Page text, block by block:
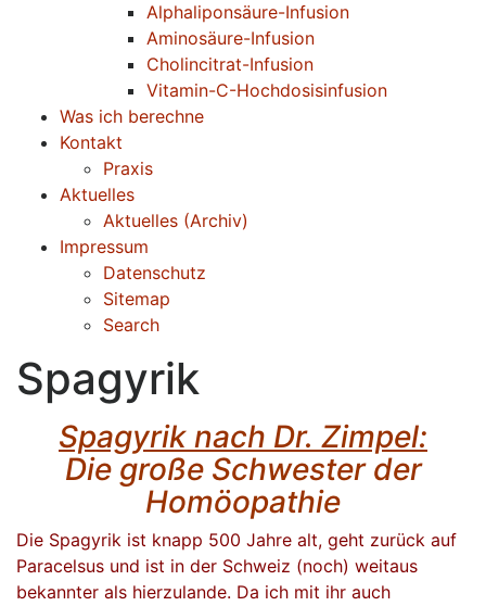
Alphaliponsäure-Infusion
Aminosäure-Infusion
Cholincitrat-Infusion
Vitamin-C-Hochdosisinfusion
Was ich berechne
Kontakt
Praxis
Aktuelles
Aktuelles (Archiv)
Impressum
Datenschutz
Sitemap
Search
Spagyrik
Spagyrik nach Dr. Zimpel:
Die große Schwester der
Homöopathie
Die Spagyrik ist knapp 500 Jahre alt, geht zurück auf
Paracelsus und ist in der Schweiz (noch) weitaus
bekannter als hierzulande. Da ich mit ihr auch